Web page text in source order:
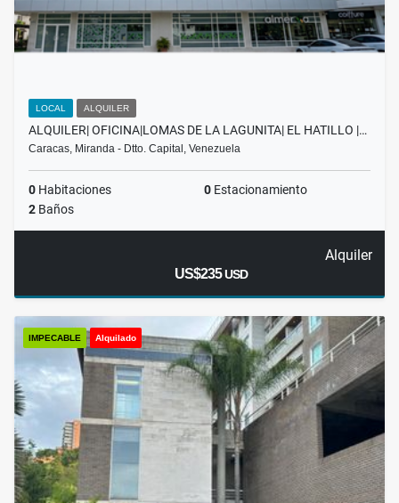
LOCAL ALQUILER
ALQUILER| OFICINA|LOMAS DE LA LAGUNITA| EL HATILLO |…
Caracas, Miranda - Dtto. Capital, Venezuela
0 Habitaciones 0 Estacionamiento
2 Baños
Alquiler
US$235USD
IMPECABLE Alquilado